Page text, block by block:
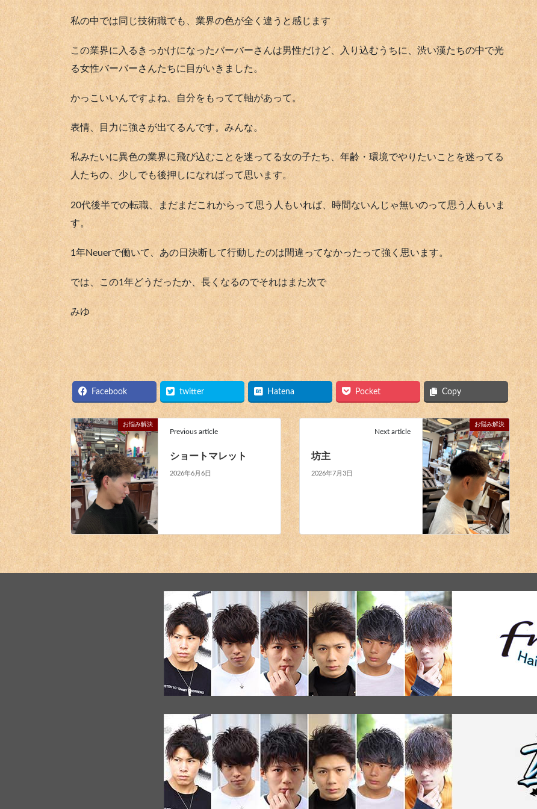
私の中では同じ技術職でも、業界の色が全く違うと感じます
この業界に入るきっかけになったバーバーさんは男性だけど、入り込むうちに、渋い漢たちの中で光
る女性バーバーさんたちに目がいきました。
かっこいいんですよね、自分をもってて軸があって。
表情、目力に強さが出てるんです。みんな。
私みたいに異色の業界に飛び込むことを迷ってる女の子たち、年齢・環境でやりたいことを迷ってる
人たちの、少しでも後押しになればって思います。
20代後半での転職、まだまだこれからって思う人もいれば、時間ないんじゃ無いのって思う人もいま
す。
1年Neuerで働いて、あの日決断して行動したのは間違ってなかったって強く思います。
では、この1年どうだったか、長くなるのでそれはまた次で
みゆ
Facebook twitter Hatena Pocket Copy
お悩み解決
Previous article
ショートマレット
2026年6月6日
お悩み解決
Next article
坊主
2026年7月3日